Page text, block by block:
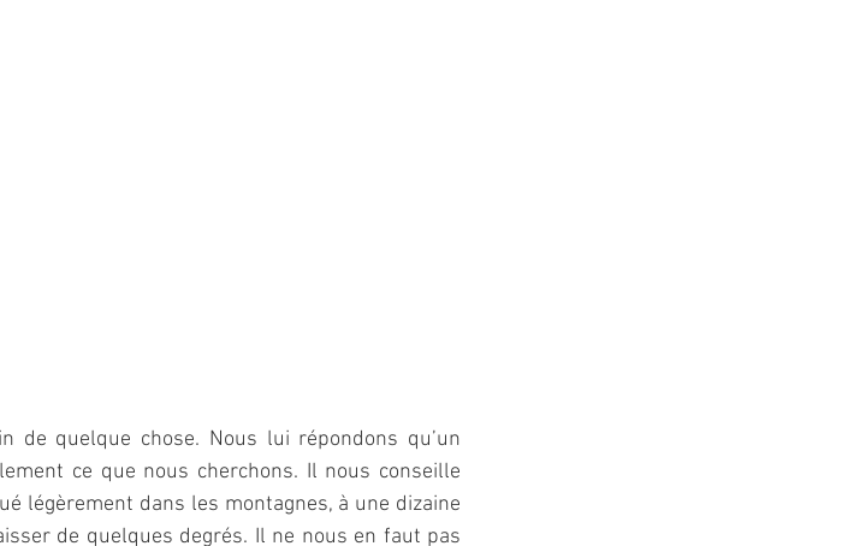
de quelque chose. Nous lui répondons qu’un
ce que nous cherchons. Il nous conseille
légèrement dans les montagnes, à une dizaine
de quelques degrés. Il ne nous en faut pas